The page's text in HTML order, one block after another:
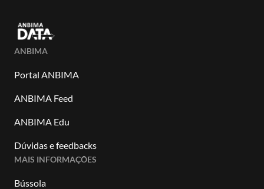
ANBIMA
Portal ANBIMA
ANBIMA Feed
ANBIMA Edu
Dúvidas e feedbacks
MAIS INFORMAÇÕES
Bússola